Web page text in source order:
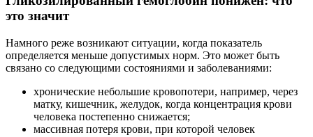
это значит
Намного реже возникают ситуации, когда показатель
определяется меньше допустимых норм. Это может быть
связано со следующими состояниями и заболеваниями:
хронические небольшие кровопотери, например, через
матку, кишечник, желудок, когда концентрация крови
человека постепенно снижается;
массивная потеря крови, при которой человек